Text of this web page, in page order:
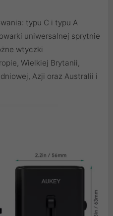
typu C i typu A
uniwersalnej sprytnie
wtyczki
Wielkiej Brytanii,
Azji oraz Australii i